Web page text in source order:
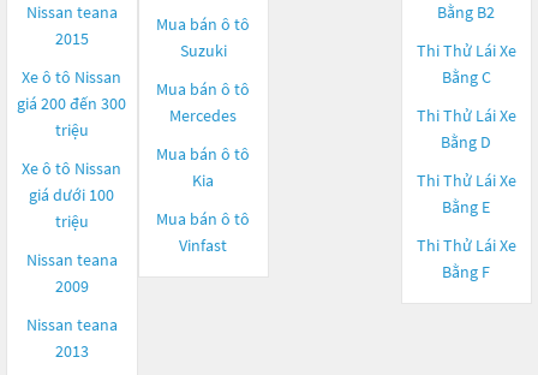
Nissan teana
2015
Xe ô tô Nissan
giá 200 đến 300
triệu
Xe ô tô Nissan
giá dưới 100
triệu
Nissan teana
2009
Nissan teana
2013
Mua bán ô tô
Suzuki
Mua bán ô tô
Mercedes
Mua bán ô tô
Kia
Mua bán ô tô
Vinfast
Bằng B2
Thi Thử Lái Xe
Bằng C
Thi Thử Lái Xe
Bằng D
Thi Thử Lái Xe
Bằng E
Thi Thử Lái Xe
Bằng F